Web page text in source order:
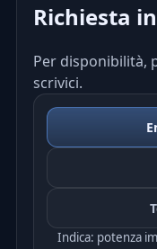
Richiesta
Per disponibilità,
scrivici.
Indica: potenza